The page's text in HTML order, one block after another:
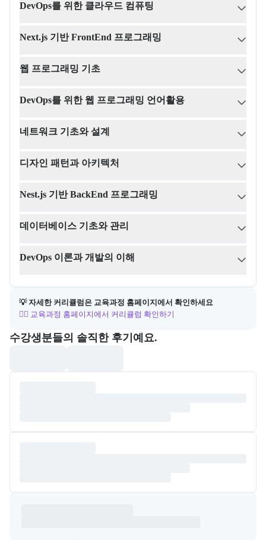
DevOps를 위한 클라우드 컴퓨팅
Next.js 기반 FrontEnd 프로그래밍
웹 프로그래밍 기초
DevOps를 위한 웹 프로그래밍 언어활용
네트워크 기초와 설계
디자인 패턴과 아키텍처
Nest.js 기반 BackEnd 프로그래밍
데이터베이스 기초와 관리
DevOps 이론과 개발의 이해
💡 자세한 커리큘럼은 교육과정 홈페이지에서 확인하세요
👉🏻 교육과정 홈페이지에서 커리큘럼 확인하기
포폴&후기
수강생분들의 솔직한 후기예요.